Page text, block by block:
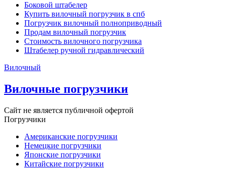
Боковой штабелер
Купить вилочный погрузчик в спб
Погрузчик вилочный полноприводный
Продам вилочный погрузчик
Стоимость вилочного погрузчика
Штабелер ручной гидравлический
Вилочный
Вилочные погрузчики
Сайт не является публичной офертой
Погрузчики
Американские погрузчики
Немецкие погрузчики
Японские погрузчики
Китайские погрузчики